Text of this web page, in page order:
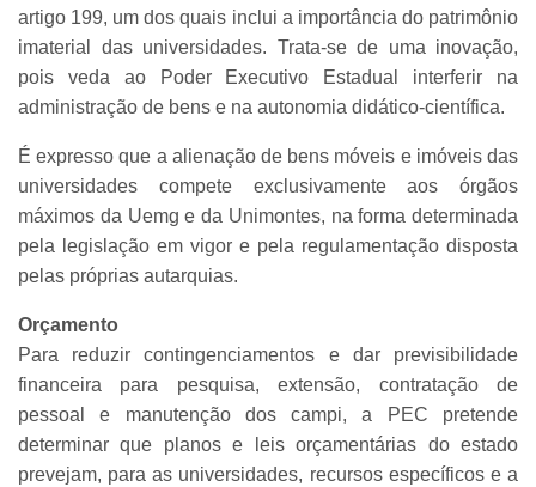
artigo 199, um dos quais inclui a importância do patrimônio
imaterial das universidades. Trata-se de uma inovação,
pois veda ao Poder Executivo Estadual interferir na
administração de bens e na autonomia didático-científica.
É expresso que a alienação de bens móveis e imóveis das
universidades compete exclusivamente aos órgãos
máximos da Uemg e da Unimontes, na forma determinada
pela legislação em vigor e pela regulamentação disposta
pelas próprias autarquias.
Orçamento
Para reduzir contingenciamentos e dar previsibilidade
financeira para pesquisa, extensão, contratação de
pessoal e manutenção dos campi, a PEC pretende
determinar que planos e leis orçamentárias do estado
prevejam, para as universidades, recursos específicos e a